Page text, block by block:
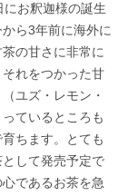
お釈迦様の誕生
ら3年前に海外に
の甘さに非常に
れをつかった甘
ユズ・レモン・
ているところも
ちます。とても
して発売予定で
であるお茶を急